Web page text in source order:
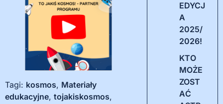
Tagi: kosmos, Materiały
edukacyjne, tojakiskosmos,
EDYCJ
A
2025/
2026!
KTO
MOŻE
ZOST
AĆ